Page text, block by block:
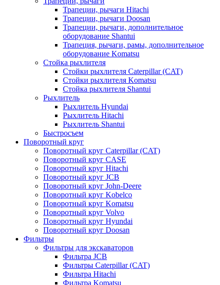
Трапеции, рычаги Hitachi
Трапеции, рычаги Doosan
Трапеции, рычаги, дополнительное
оборудование Shantui
Трапеция, рычаги, рамы, дополнительное
оборудование Komatsu
Стойка рыхлителя
Стойки рыхлителя Caterpillar (CAT)
Стойки рыхлителя Komatsu
Стойка рыхлителя Shantui
Рыхлитель
Рыхлитель Hyundai
Рыхлитель Hitachi
Рыхлитель Shantui
Быстросъем
Поворотный круг
Поворотный круг Caterpillar (CAT)
Поворотный круг CASE
Поворотный круг Hitachi
Поворотный круг JCB
Поворотный круг John-Deere
Поворотный круг Kobelco
Поворотный круг Komatsu
Поворотный круг Volvo
Поворотный круг Hyundai
Поворотный круг Doosan
Фильтры
Фильтры для экскаваторов
Фильтра JCB
Фильтры Caterpillar (CAT)
Фильтра Hitachi
Фильтра Komatsu